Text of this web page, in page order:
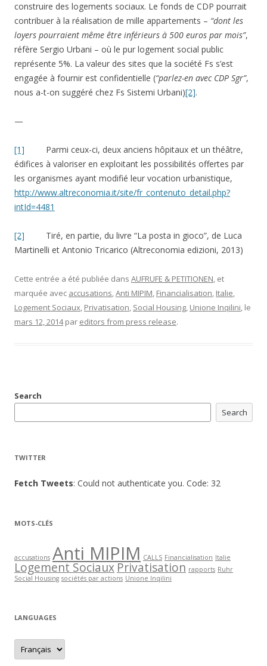
construire des logements sociaux. Le fonds de CDP pourrait
contribuer à la réalisation de mille appartements – “dont les
loyers pourraient même être inférieurs à 500 euros par mois”,
réfère Sergio Urbani – où le pur logement social public
représente 5%. La valeur des sites que la société Fs s’est
engagée à fournir est confidentielle (“parlez-en avec CDP Sgr”,
nous a-t-on suggéré chez Fs Sistemi Urbani)[2].
—
[1] Parmi ceux-ci, deux anciens hôpitaux et un théâtre,
édifices à valoriser en exploitant les possibilités offertes par
les organismes ayant modifié leur vocation urbanistique,
http://www.altreconomia.it/site/fr_contenuto_detail.php?
intId=4481
[2] Tiré, en partie, du livre “La posta in gioco”, de Luca
Martinelli et Antonio Tricarico (Altreconomia edizioni, 2013)
Cette entrée a été publiée dans AUFRUFE & PETITIONEN, et
marquée avec accusations,Anti MIPIM, Financialisation, Italie,
Logement Sociaux, Privatisation, Social Housing, Unione Inqilini, le
mars 12, 2014 par editors from press release.
Search
Search
TWITTER
Fetch Tweets: Could not authenticate you. Code: 32
MOTS-CLÉS
accusations Anti MIPIM CALLS Financialisation Italie
Logement SociauxPrivatisation rapports Ruhr
Social Housing sociétés par actions Unione Inqilini
LANGUAGES
languages